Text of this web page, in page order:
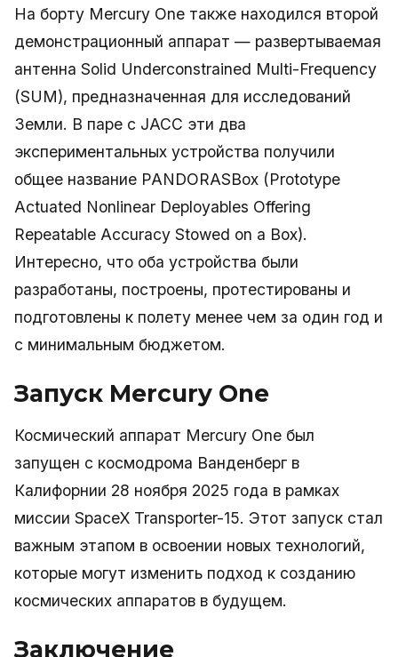
На борту Mercury One также находился второй
демонстрационный аппарат — развертываемая
антенна Solid Underconstrained Multi-Frequency
(SUM), предназначенная для исследований
Земли. В паре с JACC эти два
экспериментальных устройства получили
общее название PANDORASBox (Prototype
Actuated Nonlinear Deployables Offering
Repeatable Accuracy Stowed on a Box).
Интересно, что оба устройства были
разработаны, построены, протестированы и
подготовлены к полету менее чем за один год и
с минимальным бюджетом.
Запуск Mercury One
Космический аппарат Mercury One был
запущен с космодрома Ванденберг в
Калифорнии 28 ноября 2025 года в рамках
миссии SpaceX Transporter-15. Этот запуск стал
важным этапом в освоении новых технологий,
которые могут изменить подход к созданию
космических аппаратов в будущем.
Заключение